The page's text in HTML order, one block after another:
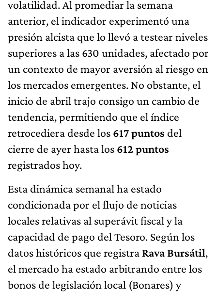
volatilidad. Al promediar la semana
anterior, el indicador experimentó una
presión alcista que lo llevó a testear niveles
superiores a las 630 unidades, afectado por
un contexto de mayor aversión al riesgo en
los mercados emergentes. No obstante, el
inicio de abril trajo consigo un cambio de
tendencia, permitiendo que el índice
retrocediera desde los 617 puntos del
cierre de ayer hasta los 612 puntos
registrados hoy.
Esta dinámica semanal ha estado
condicionada por el flujo de noticias
locales relativas al superávit fiscal y la
capacidad de pago del Tesoro. Según los
datos históricos que registra Rava Bursátil,
el mercado ha estado arbitrando entre los
bonos de legislación local (Bonares) y